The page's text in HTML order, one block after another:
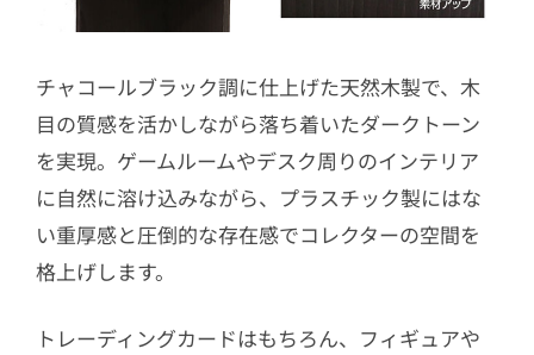
チャコールブラック調に仕上げた天然木製で、木
目の質感を活かしながら落ち着いたダークトーン
を実現。ゲームルームやデスク周りのインテリア
に自然に溶け込みながら、プラスチック製にはな
い重厚感と圧倒的な存在感でコレクターの空間を
格上げします。
トレーディングカードはもちろん、フィギュアや